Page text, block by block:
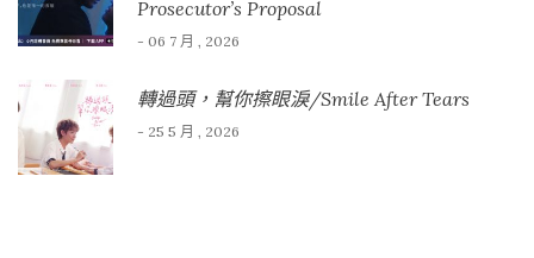
Prosecutor’s Proposal
- 06 7 月 , 2026
轉過頭，幫你擦眼淚/Smile After Tears
- 25 5 月 , 2026